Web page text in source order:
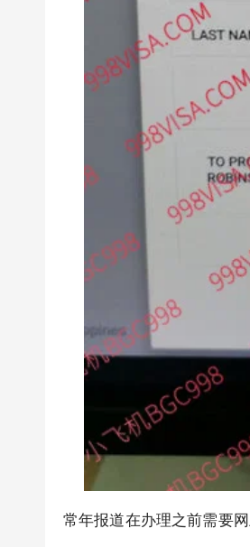
常年报道在办理之前需要